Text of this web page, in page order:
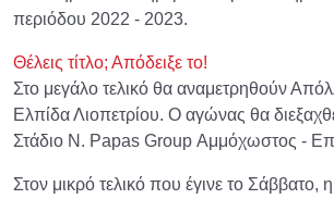
περιόδου 2022 - 2023.
Θέλεις τίτλο; Απόδειξε το!
Στο μεγάλο τελικό θα αναμετρηθούν
Ελπίδα Λιοπετρίου. Ο αγώνας θα
Στάδιο N. Papas Group Αμμόχωστος -
Στον μικρό τελικό που έγινε το Σάββατο,